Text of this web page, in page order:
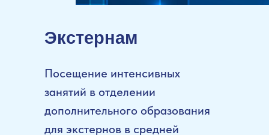
Экстернам
Посещение интенсивных
занятий в отделении
дополнительного образования
для экстернов в средней